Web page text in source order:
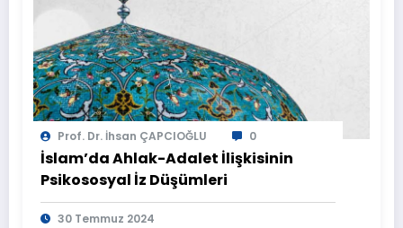
Prof. Dr. İhsan ÇAPCIOĞLU 0
İslam’da Ahlak-Adalet İlişkisinin
Psikososyal İz Düşümleri
30 Temmuz 2024